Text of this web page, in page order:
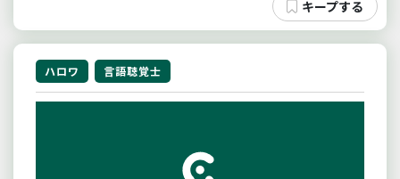
ハロワ 言語聴覚士